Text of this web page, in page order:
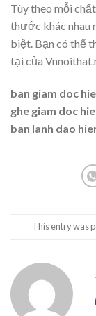
Tùy theo mỗi
thước khác nhau
biệt. Bạn có thể
tại của
ban giam doc
ghe giam doc
ban lanh dao
This entry was